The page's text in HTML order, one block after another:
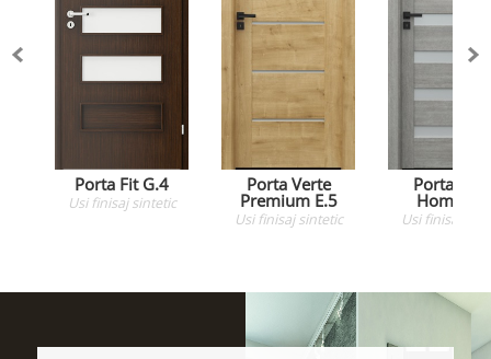
Porta Fit G.4
Usifinisaj sintetic
Porta Verte
Premium E.5
Usifinisaj sintetic
Porta
Home
Usifinisaj